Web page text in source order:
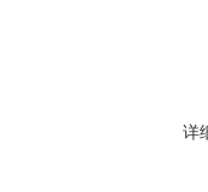
详